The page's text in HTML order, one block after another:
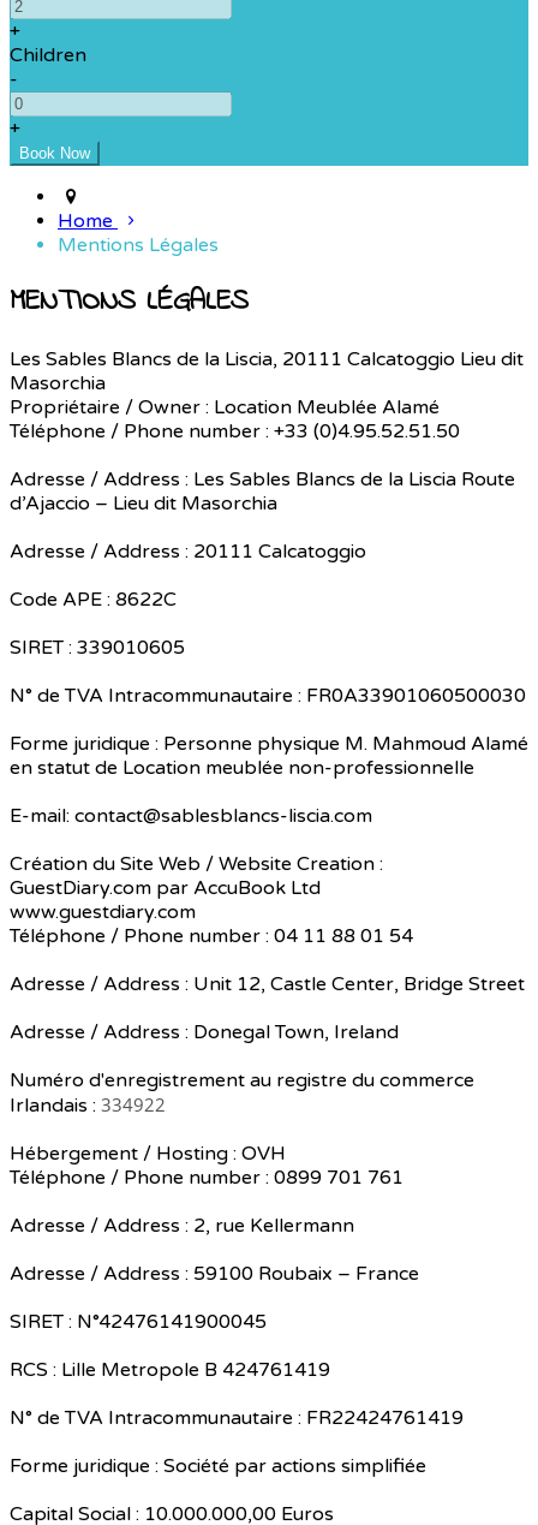
+
Children
-
+
Home
Mentions Légales
MENTIONS LÉGALES
Les Sables Blancs de la Liscia, 20111 Calcatoggio Lieu dit
Masorchia
Propriétaire / Owner : Location Meublée Alamé
Téléphone / Phone number : +33 (0)4.95.52.51.50
Adresse / Address : Les Sables Blancs de la Liscia Route
d’Ajaccio – Lieu dit Masorchia
Adresse / Address : 20111 Calcatoggio
Code APE : 8622C
SIRET : 339010605
N° de TVA Intracommunautaire : FR0A33901060500030
Forme juridique : Personne physique M. Mahmoud Alamé
en statut de Location meublée non-professionnelle
E-mail: contact@sablesblancs-liscia.com
Création du Site Web / Website Creation :
GuestDiary.com par AccuBook Ltd
www.guestdiary.com
Téléphone / Phone number : 04 11 88 01 54
Adresse / Address : Unit 12, Castle Center, Bridge Street
Adresse / Address : Donegal Town, Ireland
Numéro d'enregistrement au registre du commerce
Irlandais : 334922
Hébergement / Hosting : OVH
Téléphone / Phone number : 0899 701 761
Adresse / Address : 2, rue Kellermann
Adresse / Address : 59100 Roubaix – France
SIRET : N°42476141900045
RCS : Lille Metropole B 424761419
N° de TVA Intracommunautaire : FR22424761419
Forme juridique : Société par actions simplifiée
Capital Social : 10.000.000,00 Euros